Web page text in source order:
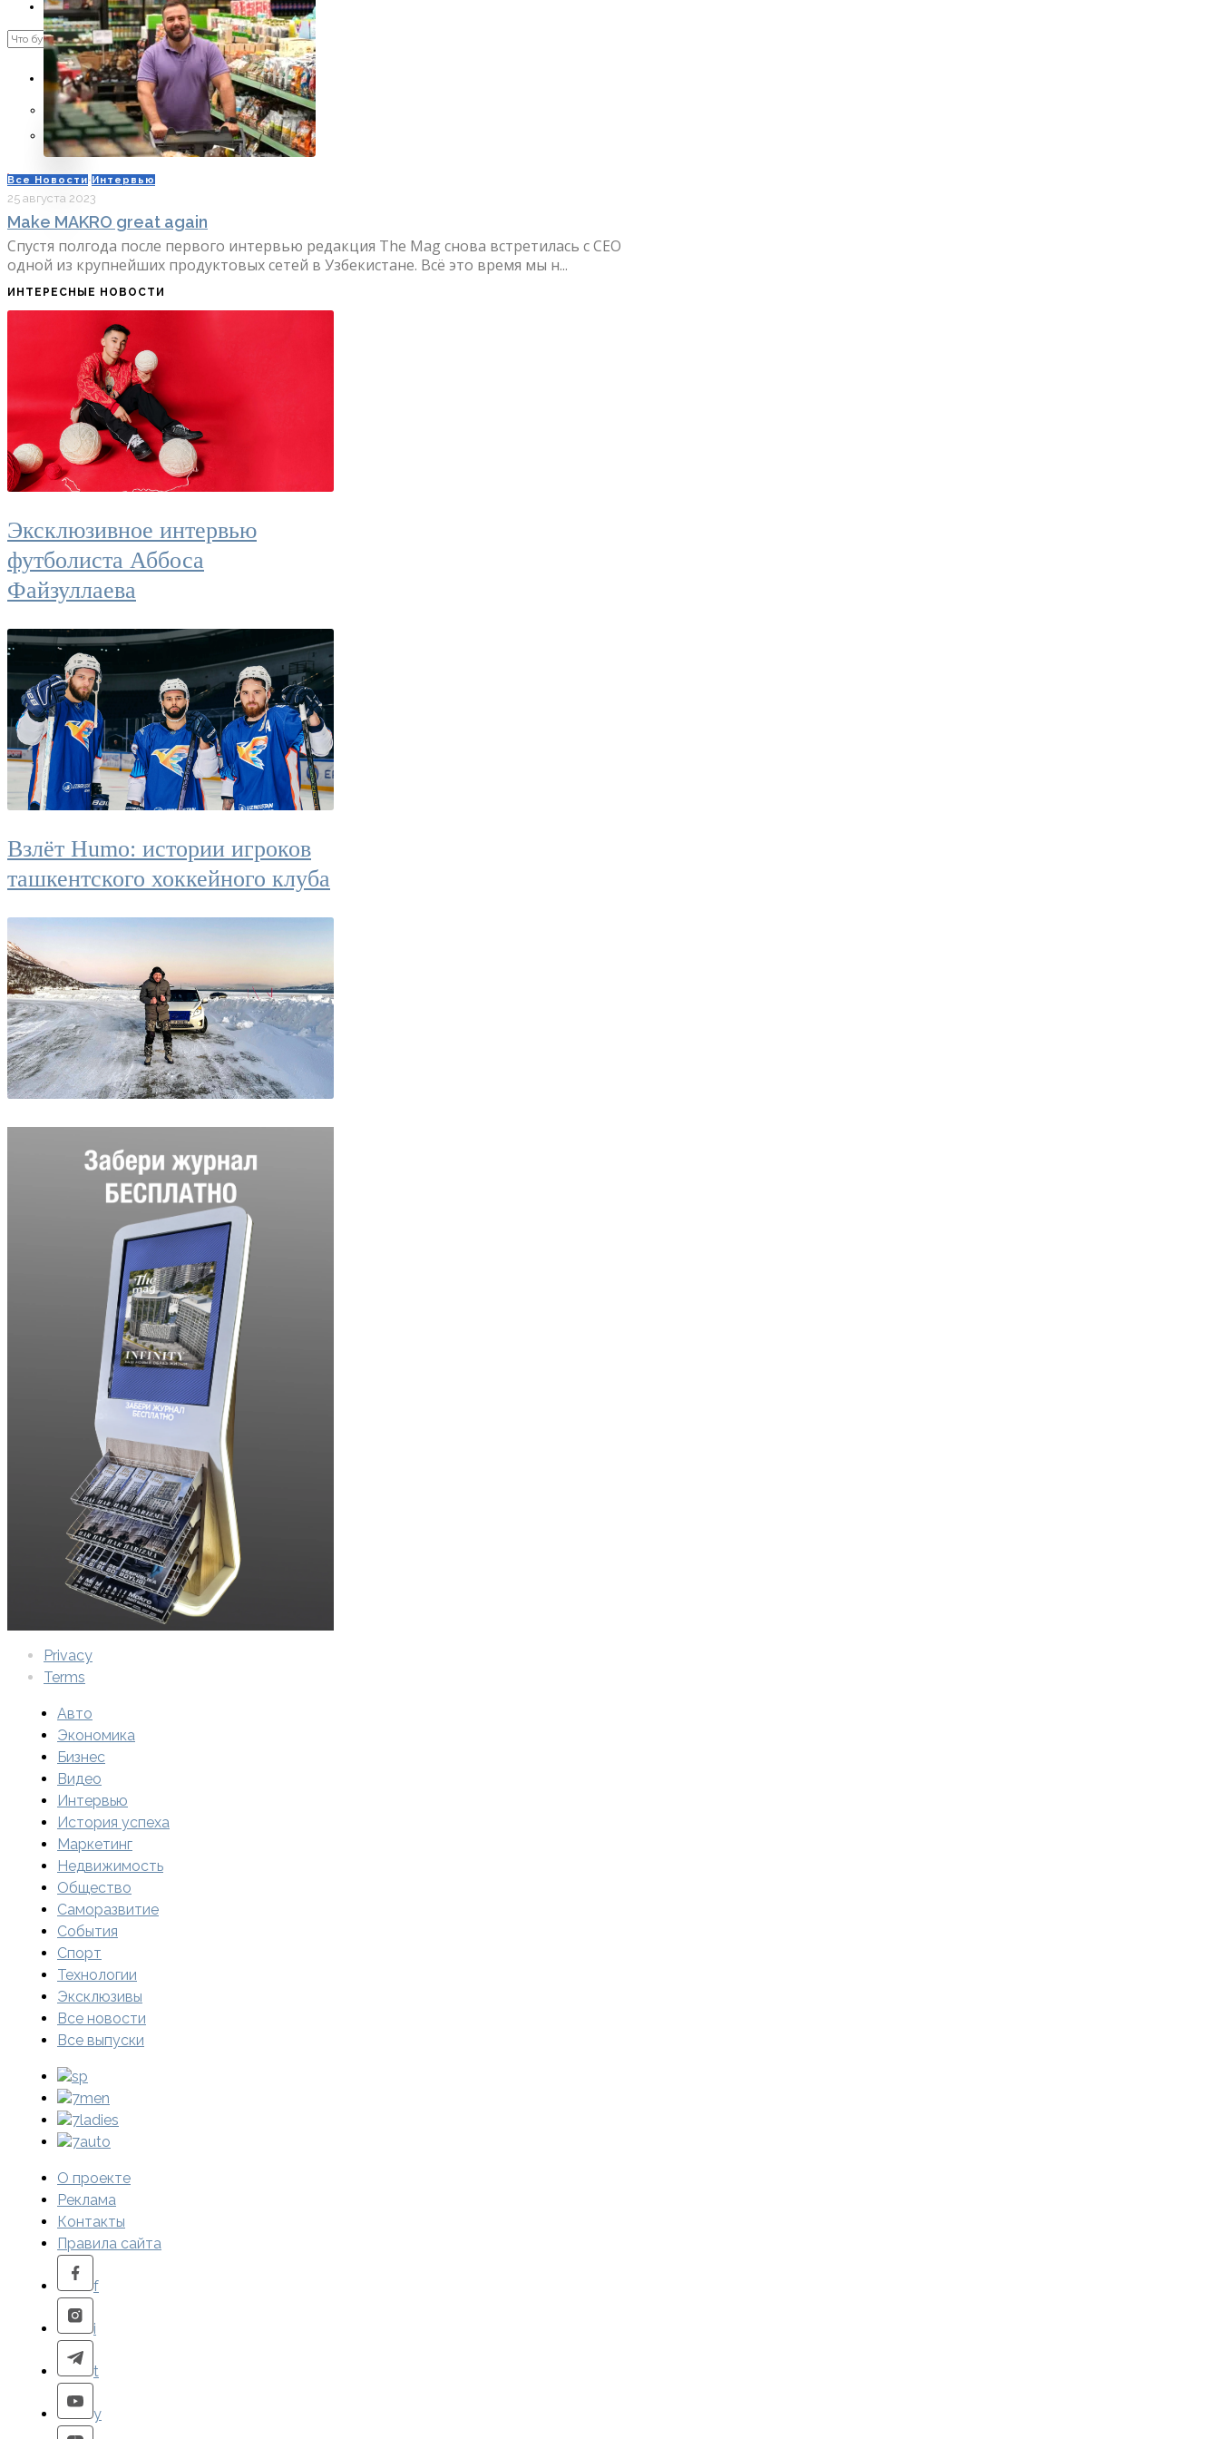
Интервью
ПОИСК
RU
RU
OʻZ
Все Новости· Интервью
25 августа 2023
Make MAKRO great again
Спустя полгода после первого интервью редакция The Mag снова встретилась с СЕО
одной из крупнейших продуктовых сетей в Узбекистане. Всё это время мы н...
ИНТЕРЕСНЫЕ НОВОСТИ
Эксклюзивное интервью
футболиста Аббоса
Файзуллаева
Взлёт Humo: истории игроков
ташкентского хоккейного клуба
узбекистанец устроил автотур
по Европе
Privacy
Terms
Авто
Экономика
Бизнес
Видео
Интервью
История успеха
Маркетинг
Недвижимость
Общество
Саморазвитие
События
Спорт
Технологии
Эксклюзивы
Все новости
Все выпуски
sp
7men
7ladies
7auto
О проекте
Реклама
Контакты
Правила сайта
f
i
t
y